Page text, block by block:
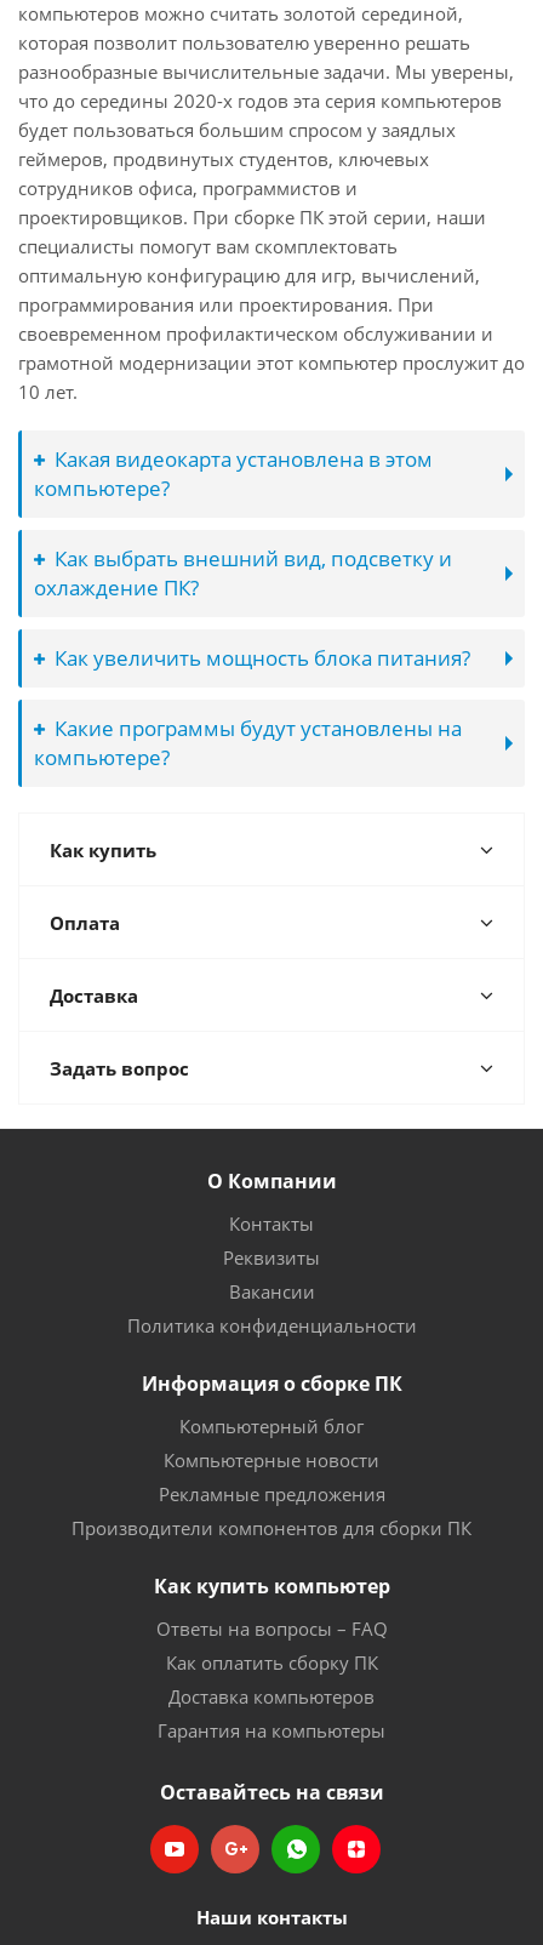
компьютеров можно считать золотой серединой,
которая позволит пользователю уверенно решать
разнообразные вычислительные задачи. Мы уверены,
что до середины 2020-х годов эта серия компьютеров
будет пользоваться большим спросом у заядлых
геймеров, продвинутых студентов, ключевых
сотрудников офиса, программистов и
проектировщиков. При сборке ПК этой серии, наши
специалисты помогут вам скомплектовать
оптимальную конфигурацию для игр, вычислений,
программирования или проектирования. При
своевременном профилактическом обслуживании и
грамотной модернизации этот компьютер прослужит до
10 лет.
Какая видеокарта установлена в этом
компьютере?
Как выбрать внешний вид, подсветку и
охлаждение ПК?
Как увеличить мощность блока питания?
Какие программы будут установлены на
компьютере?
Как купить
Оплата
Доставка
Задать вопрос
О Компании
Контакты
Реквизиты
Вакансии
Политика конфиденциальности
Информация о сборке ПК
Компьютерный блог
Компьютерные новости
Рекламные предложения
Производители компонентов для сборки ПК
Как купить компьютер
Ответы на вопросы – FAQ
Как оплатить сборку ПК
Доставка компьютеров
Гарантия на компьютеры
Оставайтесь на связи
Наши контакты